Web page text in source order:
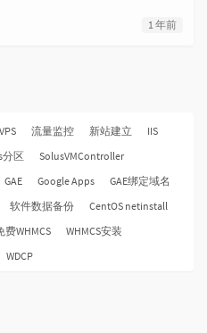
1 年前
VPS 流量监控 新站建立
IIS
分区
SolusVMController
GAE Google Apps
GAE绑定域名
软件数据备份
CentOS netinstall
费WHMCS
WHMCS安装
WDCP